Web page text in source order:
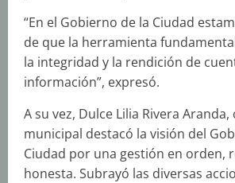
“En el Gobierno de la Ciudad
de que la herramienta
la integridad y la rendición de
información”, expresó.
A su vez, Dulce Lilia Rivera
municipal destacó la visión del
Ciudad por una gestión en orden,
honesta. Subrayó las diversas